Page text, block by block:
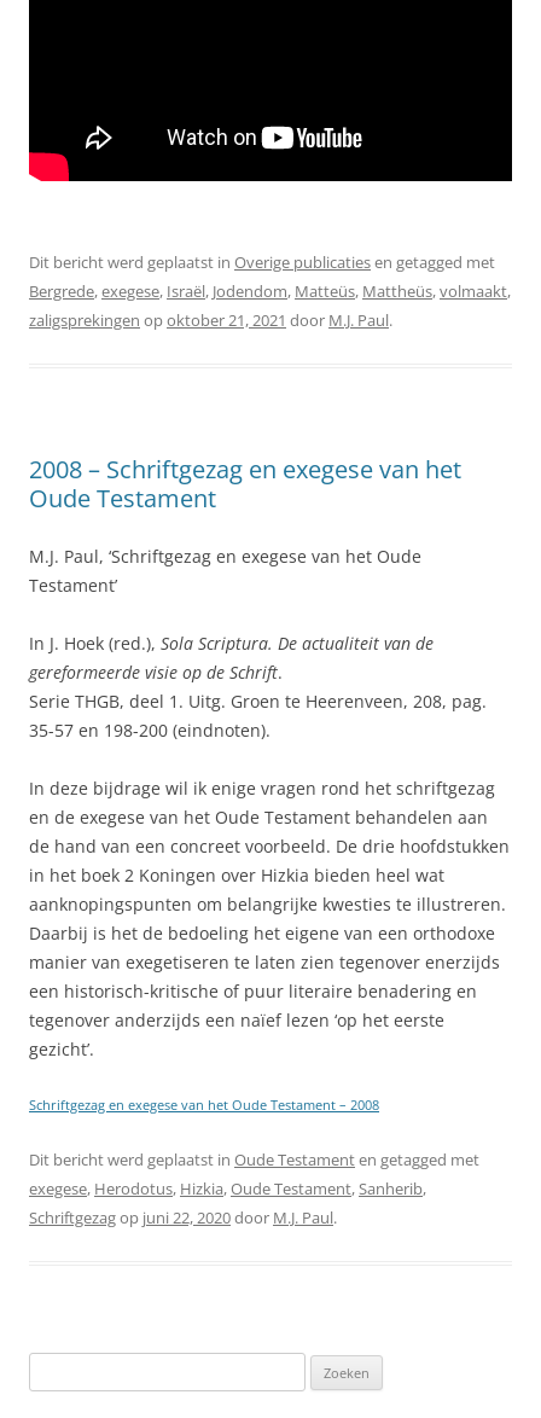
Dit bericht werd geplaatst in Overige publicatiesen getagged met
Bergrede,exegese, Israël, Jodendom, Matteüs, Mattheüs,volmaakt,
zaligsprekingen opoktober 21, 2021 door M.J. Paul.
2008 – Schriftgezag en exegese van het
Oude Testament
M.J. Paul, ‘Schriftgezag en exegese van het Oude
Testament’
In J. Hoek (red.), Sola Scriptura. De actualiteit van de
gereformeerde visie op de Schrift.
Serie THGB, deel 1. Uitg. Groen te Heerenveen, 208, pag.
35-57 en 198-200 (eindnoten).
In deze bijdrage wil ik enige vragen rond het schriftgezag
en de exegese van het Oude Testament behandelen aan
de hand van een concreet voorbeeld. De drie hoofdstukken
in het boek 2 Koningen over Hizkia bieden heel wat
aanknopingspunten om belangrijke kwesties te illustreren.
Daarbij is het de bedoeling het eigene van een orthodoxe
manier van exegetiseren te laten zien tegenover enerzijds
een historisch-kritische of puur literaire benadering en
tegenover anderzijds een naïef lezen ‘op het eerste
gezicht’.
Schriftgezag en exegese van het Oude Testament – 2008
Dit bericht werd geplaatst in Oude Testamenten getagged met
exegese, Herodotus, Hizkia,Oude Testament,Sanherib,
Schriftgezagop juni 22, 2020door M.J. Paul.
naar: